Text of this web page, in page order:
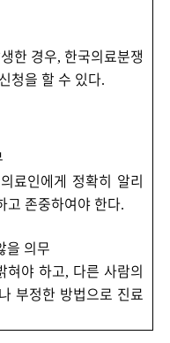
한 경우, 한국의료분쟁
청을 할 수 있다.
료인에게 정확히 알리
고 존중하여야 한다.
을 의무
혀야 하고, 다른 사람의
부정한 방법으로 진료